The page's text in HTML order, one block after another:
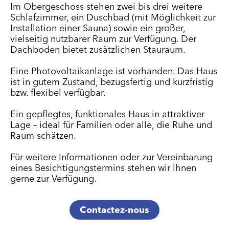
Im Obergeschoss stehen zwei bis drei weitere
Schlafzimmer, ein Duschbad (mit Möglichkeit zur
Installation einer Sauna) sowie ein großer,
vielseitig nutzbarer Raum zur Verfügung. Der
Dachboden bietet zusätzlichen Stauraum.
Eine Photovoltaikanlage ist vorhanden. Das Haus
ist in gutem Zustand, bezugsfertig und kurzfristig
bzw. flexibel verfügbar.
Ein gepflegtes, funktionales Haus in attraktiver
Lage – ideal für Familien oder alle, die Ruhe und
Raum schätzen.
Für weitere Informationen oder zur Vereinbarung
eines Besichtigungstermins stehen wir Ihnen
gerne zur Verfügung.
Contactez-nous